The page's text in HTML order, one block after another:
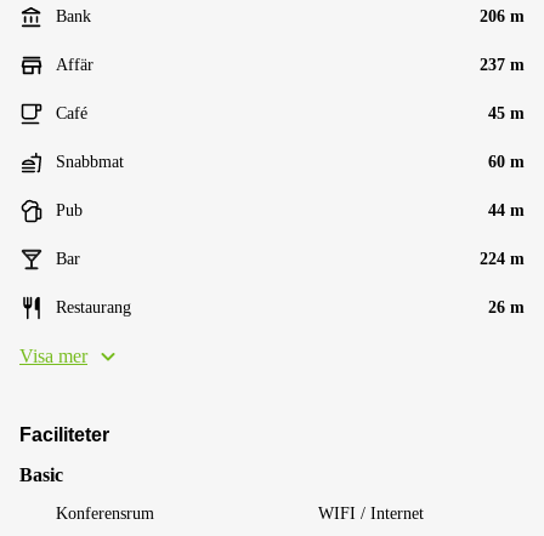
Bank 206 m
Affär 237 m
Café 45 m
Snabbmat 60 m
Pub 44 m
Bar 224 m
Restaurang 26 m
Visa mer
Faciliteter
Basic
Konferensrum WIFI / Internet